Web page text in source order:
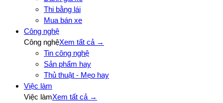
Thi bằng lái
Mua bán xe
Công nghệ
Công nghệXem tất cả →
Tin công nghệ
Sản phẩm hay
Thủ thuật - Mẹo hay
Việc làm
Việc làmXem tất cả →